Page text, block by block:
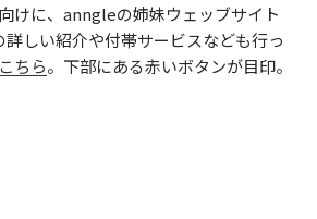
けに、anngleの姉妹ウェッブサイト
しい紹介や付帯サービスなども行っ
こちら。下部にある赤いボタンが目印。